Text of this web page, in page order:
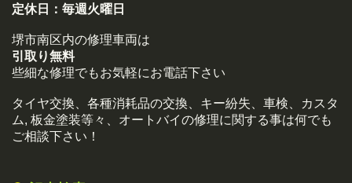
定休日： 毎週火曜日
堺市南区内の修理車両は
引取り無料
些細な修理でもお気軽にお電話下さい
タイヤ交換、各種消耗品の交換、キー紛失、車検、カスタ
ム, 板金塗装等々、オートバイの修理に関する事は何でも
ご相談下さい！